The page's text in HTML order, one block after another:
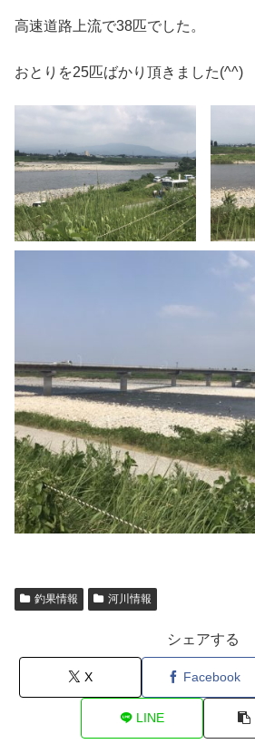
高速道路上流で38匹でした。
おとりを25匹ばかり頂きました(^^)
釣果情報 河川情報
シェアする
X Facebook
LINE